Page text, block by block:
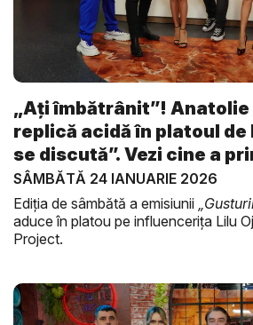
„Ați îmbătrânit”!
replică acidă în platoul de
se discută”. Vezi cine a
SÂMBĂTĂ 24 IANUARIE 2026
Ediția de sâmbătă a emisiunii
aduce în platou pe influencerița Lilu
Project.